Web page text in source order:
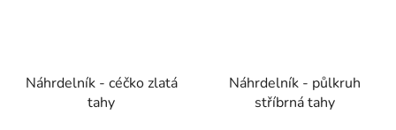
Náhrdelník - céčko zlatá
tahy
Náhrdelník - půlkruh
stříbrná tahy